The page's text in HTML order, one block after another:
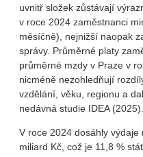
uvnitř složek zůstávají
v roce 2024 zaměstnanci
měsíčně), nejnižší naopak
správy. Průměrné platy
průměrné mzdy v Praze v
nicméně nezohledňují
vzdělání, věku, regionu a
nedávná studie IDEA (2025).
V roce 2024 dosáhly
miliard Kč, což je 11,8 %